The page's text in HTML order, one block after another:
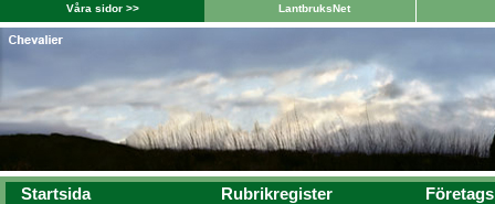
Våra sidor >> LantbruksNet
Startsida Rubrikregister